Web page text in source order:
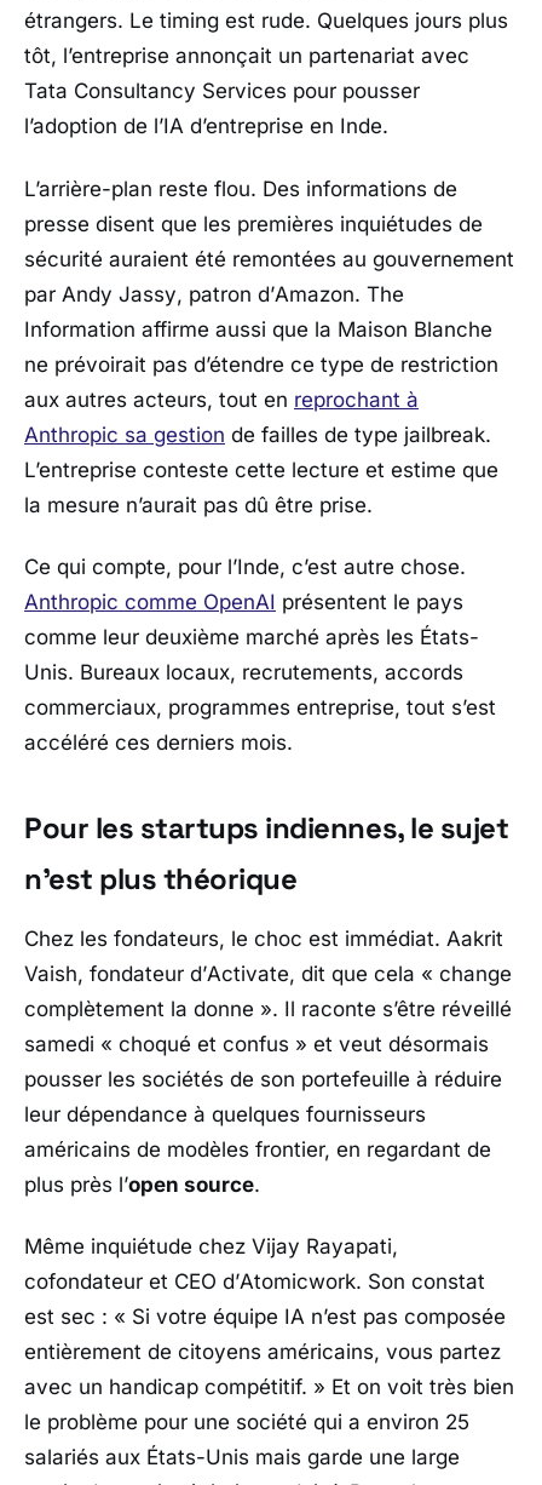
étrangers. Le timing est rude. Quelques jours plus
tôt, l’entreprise annonçait un partenariat avec
Tata Consultancy Services pour pousser
l’adoption de l’IA d’entreprise en Inde.
L’arrière-plan reste flou. Des informations de
presse disent que les premières inquiétudes de
sécurité auraient été remontées au gouvernement
par Andy Jassy, patron d’Amazon. The
Information affirme aussi que la Maison Blanche
ne prévoirait pas d’étendre ce type de restriction
aux autres acteurs, tout en reprochant à
Anthropic sa gestion de failles de type jailbreak.
L’entreprise conteste cette lecture et estime que
la mesure n’aurait pas dû être prise.
Ce qui compte, pour l’Inde, c’est autre chose.
Anthropic comme OpenAI présentent le pays
comme leur deuxième marché après les États-
Unis. Bureaux locaux, recrutements, accords
commerciaux, programmes entreprise, tout s’est
accéléré ces derniers mois.
Pour les startups indiennes, le sujet
n’est plus théorique
Chez les fondateurs, le choc est immédiat. Aakrit
Vaish, fondateur d’Activate, dit que cela « change
complètement la donne ». Il raconte s’être réveillé
samedi « choqué et confus » et veut désormais
pousser les sociétés de son portefeuille à réduire
leur dépendance à quelques fournisseurs
américains de modèles frontier, en regardant de
plus près l’open source.
Même inquiétude chez Vijay Rayapati,
cofondateur et CEO d’Atomicwork. Son constat
est sec : « Si votre équipe IA n’est pas composée
entièrement de citoyens américains, vous partez
avec un handicap compétitif. » Et on voit très bien
le problème pour une société qui a environ 25
salariés aux États-Unis mais garde une large